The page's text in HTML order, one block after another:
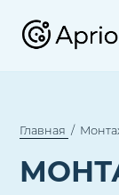
Главная